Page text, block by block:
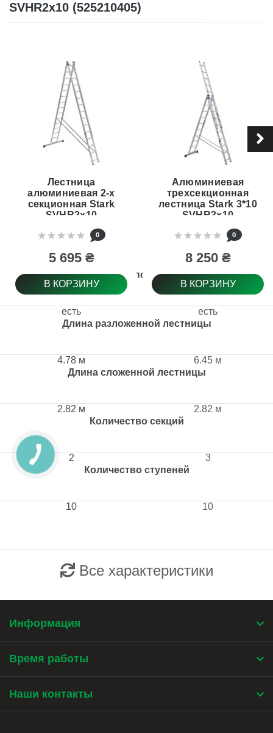
SVHR2x10 (525210405)
Антискользящее покрытие ступени
Длина разложенной лестницы
Длина сложенной лестницы
Количество секций
Количество ступеней
Лестница
алюминиевая 2-х
секционная Stark
SVHR2x10
(525210405)
0
5 695 ₴
В КОРЗИНУ
есть
4.78 м
2.82 м
2
10
Алюминиевая
трехсекционная
лестница Stark 3*10
SVHR3x10
(525310505)
0
8 250 ₴
В КОРЗИНУ
есть
6.45 м
2.82 м
3
10
Все характеристики
Информация
Время работы
Наши контакты